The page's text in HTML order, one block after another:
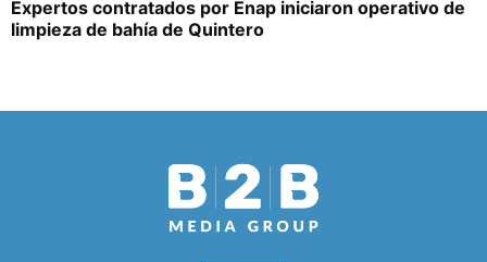
Expertos contratados por Enap iniciaron operativo de
limpieza de bahía de Quintero